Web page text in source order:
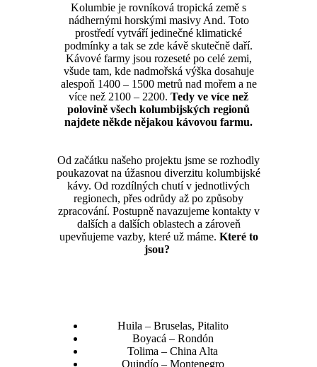
Kolumbie je rovníková tropická země s
nádhernými horskými masivy And. Toto
prostředí vytváří jedinečné klimatické
podmínky a tak se zde kávě skutečně daří.
Kávové farmy jsou rozeseté po celé zemi,
všude tam, kde nadmořská výška dosahuje
alespoň 1400 – 1500 metrů nad mořem a ne
více než 2100 – 2200. Tedy ve více než
polovině všech kolumbijských regionů
najdete někde nějakou kávovou farmu.
Od začátku našeho projektu jsme se rozhodly
poukazovat na úžasnou diverzitu kolumbijské
kávy. Od rozdílných chutí v jednotlivých
regionech, přes odrůdy až po způsoby
zpracování. Postupně navazujeme kontakty v
dalších a dalších oblastech a zároveň
upevňujeme vazby, které už máme. Které to
jsou?
Huila – Bruselas, Pitalito
Boyacá – Rondón
Tolima – China Alta
Quindío – Montenegro